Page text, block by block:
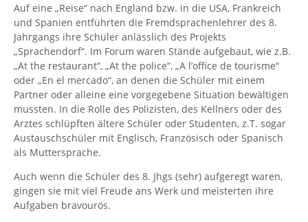
Auf eine „Reise“ nach England bzw. in die USA, Frankreich
und Spanien entführten die Fremdsprachenlehrer des 8.
Jahrgangs ihre Schüler anlässlich des Projekts
„Sprachendorf“. Im Forum waren Stände aufgebaut, wie z.B.
„At the restaurant“, „At the police“, „A l’office de tourisme“
oder „En el mercado“, an denen die Schüler mit einem
Partner oder alleine eine vorgegebene Situation bewältigen
mussten. In die Rolle des Polizisten, des Kellners oder des
Arztes schlüpften ältere Schüler oder Studenten, z.T. sogar
Austauschschüler mit Englisch, Französisch oder Spanisch
als Muttersprache.
Auch wenn die Schüler des 8. Jhgs (sehr) aufgeregt waren,
gingen sie mit viel Freude ans Werk und meisterten ihre
Aufgaben bravourös.